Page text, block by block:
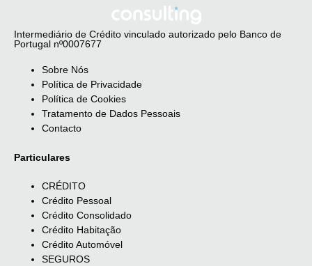
Intermediário de Crédito vinculado autorizado pelo Banco de
Portugal nº0007677
Sobre Nós
Política de Privacidade
Política de Cookies
Tratamento de Dados Pessoais
Contacto
Particulares
CRÉDITO
Crédito Pessoal
Crédito Consolidado
Crédito Habitação
Crédito Automóvel
SEGUROS